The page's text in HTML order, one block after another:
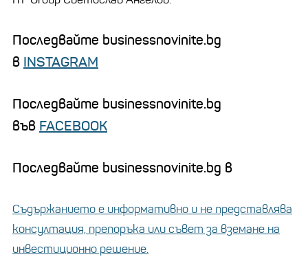
Последвайте businessnovinite.bg
в INSTAGRAM
Последвайте businessnovinite.bg
във FACEBOOK
Последвайте businessnovinite.bg в
Съдържанието е информативно и не представлява
консултация, препоръка или съвет за вземане на
инвестиционно решение.